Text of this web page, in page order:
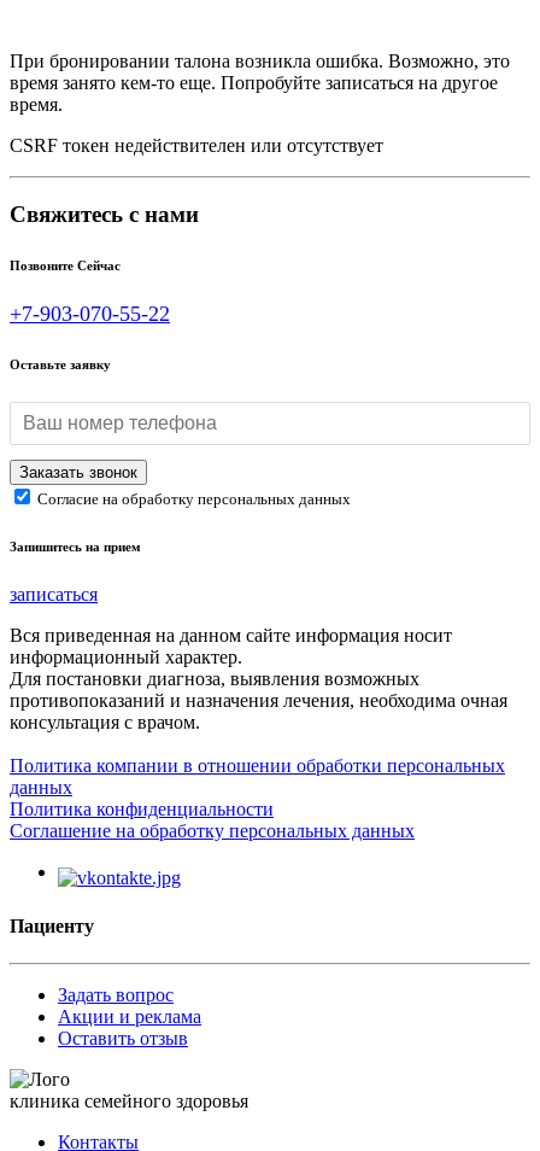
При бронировании талона возникла ошибка. Возможно, это
время занято кем-то еще. Попробуйте записаться на другое
время.
CSRF токен недействителен или отсутствует
Свяжитесь с нами
Позвоните Сейчас
+7-903-070-55-22
Оставьте заявку
Согласие на обработку персональных данных
Запишитесь на прием
записаться
Вся приведенная на данном сайте информация носит
информационный характер.
Для постановки диагноза, выявления возможных
противопоказаний и назначения лечения, необходима очная
консультация с врачом.
Политика компании в отношении обработки персональных
данных
Политика конфиденциальности
Соглашение на обработку персональных данных
Пациенту
Задать вопрос
Акции и реклама
Оставить отзыв
клиника семейного здоровья
Контакты